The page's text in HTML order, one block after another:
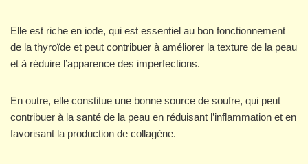
Elle est riche en iode, qui est essentiel au bon fonctionnement
de la thyroïde et peut contribuer à améliorer la texture de la peau
et à réduire l’apparence des imperfections.
En outre, elle constitue une bonne source de soufre, qui peut
contribuer à la santé de la peau en réduisant l’inflammation et en
favorisant la production de collagène.